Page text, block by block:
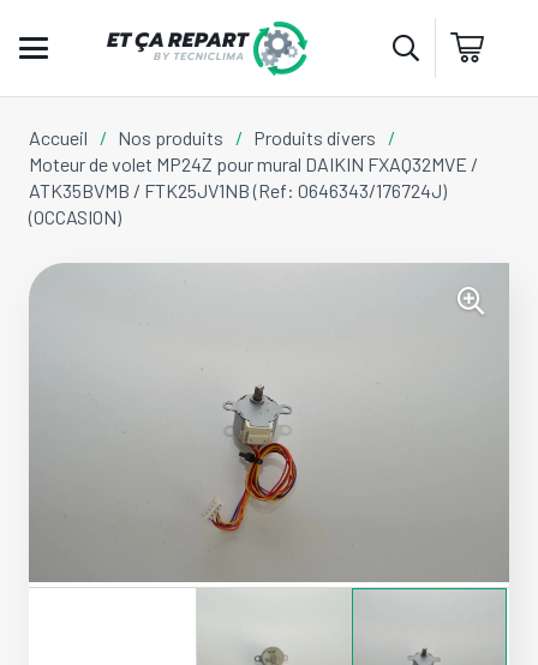
Accueil / Nos produits / Produits divers
/
Moteur de volet MP24Z pour mural DAIKIN FXAQ32MVE /
ATK35BVMB / FTK25JV1NB (Ref: 0646343/176724J)
(OCCASION)